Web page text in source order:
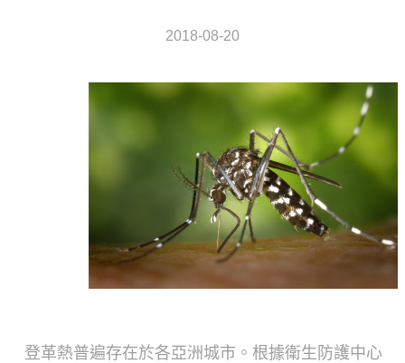
2018-08-20
登革熱普遍存在於各亞洲城市。根據衛生防護中心